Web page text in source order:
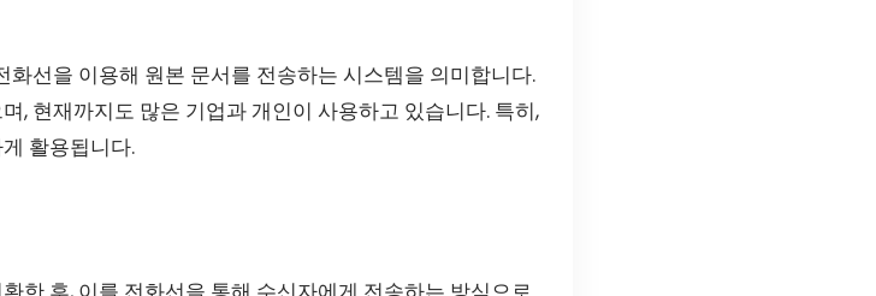
선을 이용해 원본 문서를 전송하는 시스템을 의미합니다.
, 현재까지도 많은 기업과 개인이 사용하고 있습니다. 특히,
활용됩니다.